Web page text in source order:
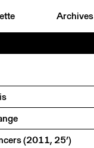
Archives
(2011, 25’)